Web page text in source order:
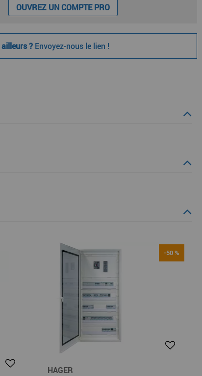
OUVREZ UN COMPTE PRO
? Envoyez-nous le lien !
-50 %
HAGER